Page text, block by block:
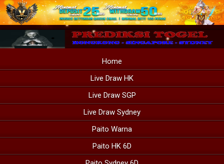
Home
Live Draw HK
Live Draw SGP
Live Draw Sydney
Paito Warna
Paito HK 6D